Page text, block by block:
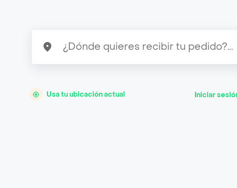
Usa tu ubicación actual Iniciar